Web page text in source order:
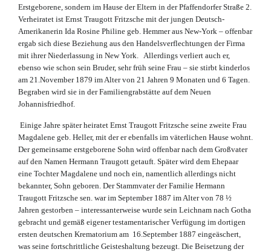
Erstgeborene, sondern im Hause der Eltern in der Pfaffendorfer Straße 2.
Verheiratet ist Ernst Traugott Fritzsche mit der jungen Deutsch-
Amerikanerin Ida Rosine Philine geb. Hemmer aus New-York – offenbar
ergab sich diese Beziehung aus den Handelsverflechtungen der Firma
mit ihrer Niederlassung in New York. Allerdings verliert auch er,
ebenso wie schon sein Bruder, sehr früh seine Frau – sie stirbt kinderlos
am 21.November 1879 im Alter von 21 Jahren 9 Monaten und 6 Tagen.
Begraben wird sie in der Familiengrabstätte auf dem Neuen
Johannisfriedhof.
Einige Jahre später heiratet Ernst Traugott Fritzsche seine zweite Frau
Magdalene geb. Heller, mit der er ebenfalls im väterlichen Hause wohnt.
Der gemeinsame erstgeborene Sohn wird offenbar nach dem Großvater
auf den Namen Hermann Traugott getauft. Später wird dem Ehepaar
eine Tochter Magdalene und noch ein, namentlich allerdings nicht
bekannter, Sohn geboren. Der Stammvater der Familie Hermann
Traugott Fritzsche sen. war im September 1887 im Alter von 78 ½
Jahren gestorben – interessanterweise wurde sein Leichnam nach Gotha
gebracht und gemäß eigener testamentarischer Verfügung im dortigen
ersten deutschen Krematorium am 16.September 1887 eingeäschert,
was seine fortschrittliche Geisteshaltung bezeugt. Die Beisetzung der